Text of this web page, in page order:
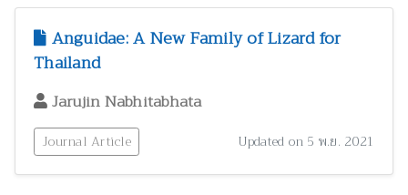
Anguidae: A New Family of Lizard for
Thailand
Jarujin Nabhitabhata
Journal Article Updated on 5 พ.ย. 2021